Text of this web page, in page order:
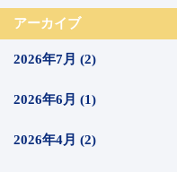
アーカイブ
2026年7月 (2)
2026年6月 (1)
2026年4月 (2)